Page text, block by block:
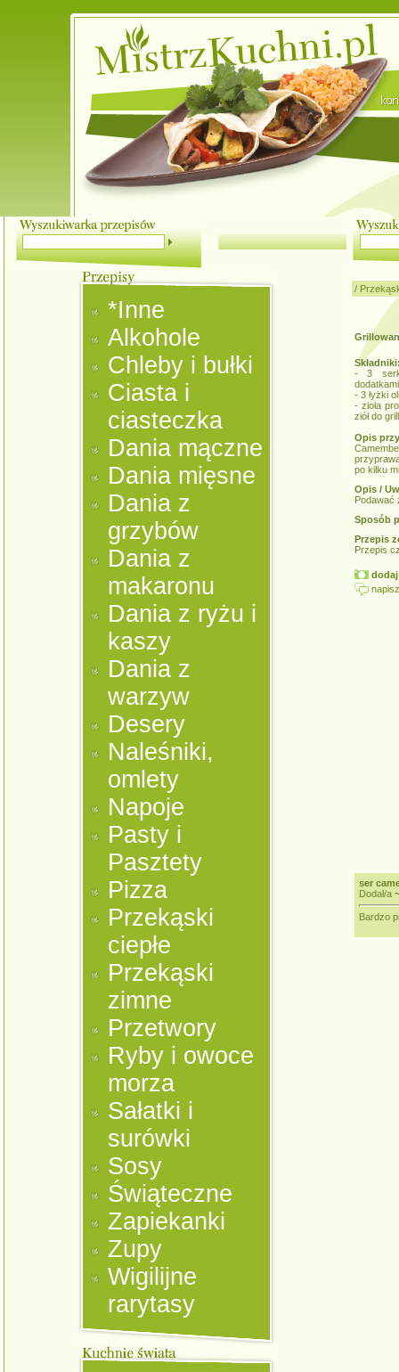
*Inne
Alkohole
Chleby i bułki
Ciasta i
ciasteczka
Dania mączne
Dania mięsne
Dania z
grzybów
Dania z
makaronu
Dania z ryżu i
kaszy
Dania z
warzyw
Desery
Naleśniki,
omlety
Napoje
Pasty i
Pasztety
Pizza
Przekąski
ciepłe
Przekąski
zimne
Przetwory
Ryby i owoce
morza
Sałatki i
surówki
Sosy
Świąteczne
Zapiekanki
Zupy
Wigilijne
rarytasy
/
- 3
- 3 łyżki
- zioła
ziół do
Opis
po kilku
Opis /
Podawać
Sposób
Przepis
Przepis
ser
Dodał/a
Bardzo